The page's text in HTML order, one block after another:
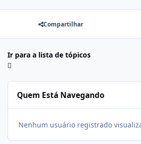
Compartilhar
Ir para a lista de tópicos
Quem Está Navegando
Nenhum usuário registrado